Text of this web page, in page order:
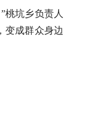
桃坑乡负责人
变成群众身边